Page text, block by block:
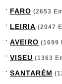
FARO (2653
LEIRIA (2047
AVEIRO (1699
VISEU (1363
SANTARÉM